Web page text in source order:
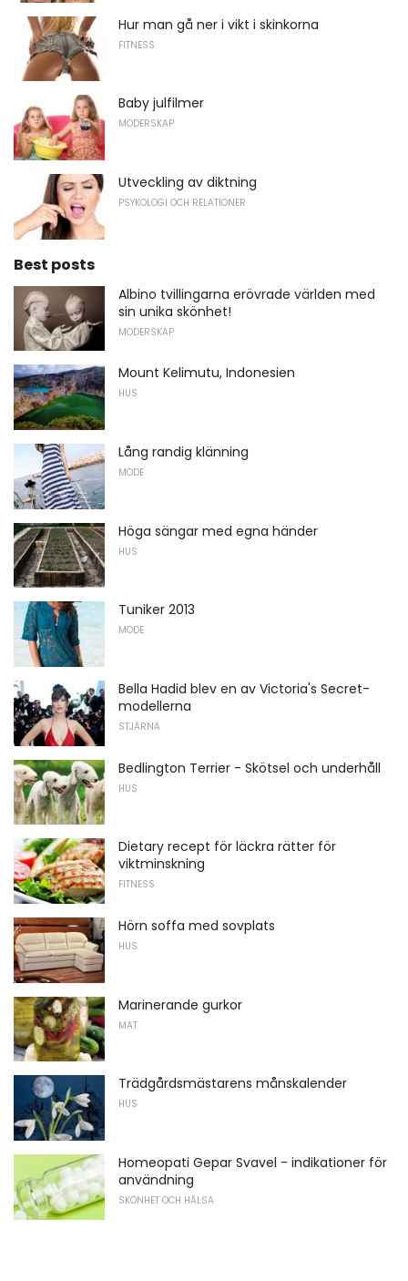
Hur man gå ner i vikt i skinkorna
FITNESS
Baby julfilmer
MODERSKAP
Utveckling av diktning
PSYKOLOGI OCH RELATIONER
Best posts
Albino tvillingarna erövrade världen med
sin unika skönhet!
MODERSKAP
Mount Kelimutu, Indonesien
HUS
Lång randig klänning
MODE
Höga sängar med egna händer
HUS
Tuniker 2013
MODE
Bella Hadid blev en av Victoria's Secret-
modellerna
STJÄRNA
Bedlington Terrier - Skötsel och underhåll
HUS
Dietary recept för läckra rätter för
viktminskning
FITNESS
Hörn soffa med sovplats
HUS
Marinerande gurkor
MAT
Trädgårdsmästarens månskalender
HUS
Homeopati Gepar Svavel - indikationer för
användning
SKÖNHET OCH HÄLSA